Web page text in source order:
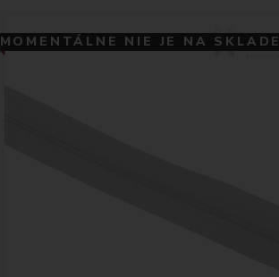
MOMENTÁLNE NIE JE NA SKLADE